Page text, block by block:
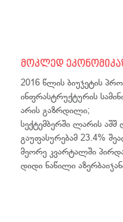
მოკლედ
2016 წლის ბიუჯეტის
ინფრასტრუქტურის
არის გაზრდილი;
სექტემბერში ლარის
გაუფასურებამ 23.4%
მეორე კვარტალში
დიდი ნაწილი